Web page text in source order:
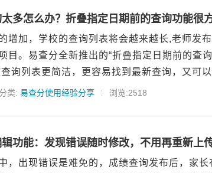
多怎么办？折叠指定日期前的查询功能很
增加，学校的查询列表将会越来越长,老师发
目。易查分全新推出的“折叠指定日期前的查
询列表更简洁，更容易找到最新查询，又可
分类: 易查分使用经验分享 浏览:2518
功能：发现错误随时修改，不用再重新上
，出现错误是难免的，成绩查询发布后，家